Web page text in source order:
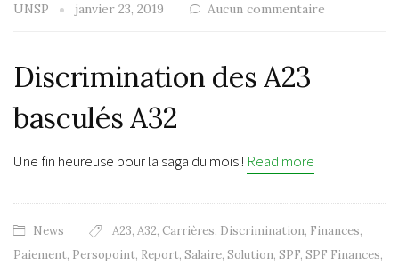
UNSP janvier 23, 2019 Aucun commentaire
Discrimination des A23
basculés A32
Une fin heureuse pour la saga du mois ! Read more
News A23, A32, Carrières, Discrimination, Finances,
Paiement, Persopoint, Report, Salaire, Solution, SPF, SPF Finances,